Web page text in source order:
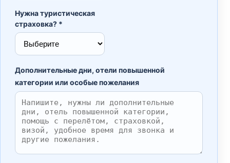
Нужна туристическая
страховка? *
Дополнительные дни, отели повышенной
категории или особые пожелания